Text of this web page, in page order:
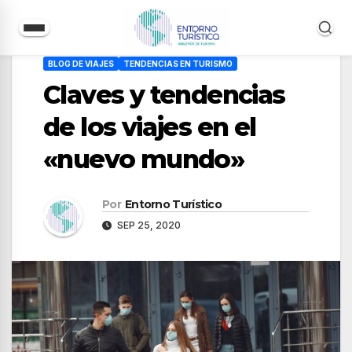
contenido
BLOG DE VIAJES TENDENCIAS EN TURISMO
Claves y tendencias
de los viajes en el
«nuevo mundo»
Por Entorno Turístico
SEP 25, 2020